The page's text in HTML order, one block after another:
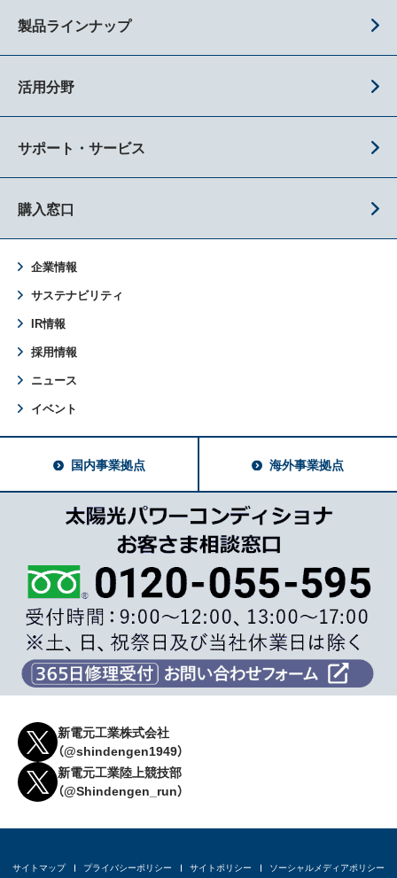
製品ラインナップ
活用分野
サポート・サービス
購入窓口
企業情報
サステナビリティ
IR情報
採用情報
ニュース
イベント
国内事業拠点 海外事業拠点
新電元工業株式会社
（@shindengen1949）
新電元工業陸上競技部
（@Shindengen_run）
サイトマップ プライバシーポリシー サイトポリシー ソーシャルメディアポリシー